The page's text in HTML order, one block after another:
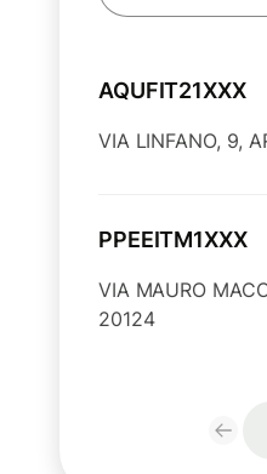
AQUFIT21XXX
VIA LINFANO, 9,
PPEEITM1XXX
VIA MAURO
20124